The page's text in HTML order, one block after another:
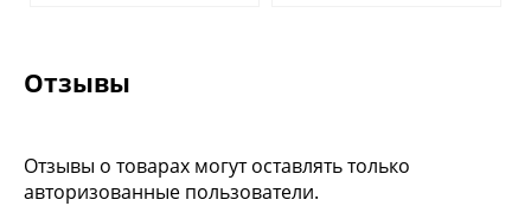
Отзывы
Отзывы о товарах могут оставлять только
авторизованные пользователи.